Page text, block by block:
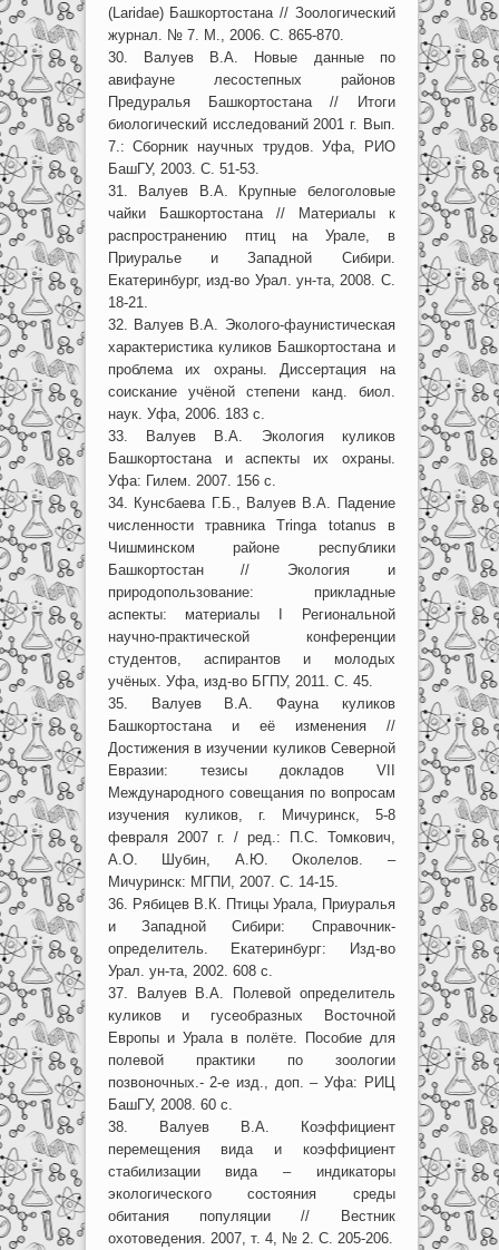
(Laridae) Башкортостана // Зоологический
журнал. № 7. М., 2006. С. 865-870.
30. Валуев В.А. Новые данные по
авифауне лесостепных районов
Предуралья Башкортостана // Итоги
биологический исследований 2001 г. Вып.
7.: Сборник научных трудов. Уфа, РИО
БашГУ, 2003. С. 51-53.
31. Валуев В.А. Крупные белоголовые
чайки Башкортостана // Материалы к
распространению птиц на Урале, в
Приуралье и Западной Сибири.
Екатеринбург, изд-во Урал. ун-та, 2008. С.
18-21.
32. Валуев В.А. Эколого-фаунистическая
характеристика куликов Башкортостана и
проблема их охраны. Диссертация на
соискание учёной степени канд. биол.
наук. Уфа, 2006. 183 с.
33. Валуев В.А. Экология куликов
Башкортостана и аспекты их охраны.
Уфа: Гилем. 2007. 156 с.
34. Кунсбаева Г.Б., Валуев В.А. Падение
численности травника Tringa totanus в
Чишминском районе республики
Башкортостан // Экология и
природопользование: прикладные
аспекты: материалы I Региональной
научно-практической конференции
студентов, аспирантов и молодых
учёных. Уфа, изд-во БГПУ, 2011. С. 45.
35. Валуев В.А. Фауна куликов
Башкортостана и её изменения //
Достижения в изучении куликов Северной
Евразии: тезисы докладов VII
Международного совещания по вопросам
изучения куликов, г. Мичуринск, 5-8
февраля 2007 г. / ред.: П.С. Томкович,
А.О. Шубин, А.Ю. Околелов. –
Мичуринск: МГПИ, 2007. С. 14-15.
36. Рябицев В.К. Птицы Урала, Приуралья
и Западной Сибири: Справочник-
определитель. Екатеринбург: Изд-во
Урал. ун-та, 2002. 608 с.
37. Валуев В.А. Полевой определитель
куликов и гусеобразных Восточной
Европы и Урала в полёте. Пособие для
полевой практики по зоологии
позвоночных.- 2-е изд., доп. – Уфа: РИЦ
БашГУ, 2008. 60 с.
38. Валуев В.А. Коэффициент
перемещения вида и коэффициент
стабилизации вида – индикаторы
экологического состояния среды
обитания популяции // Вестник
охотоведения. 2007, т. 4, № 2. С. 205-206.